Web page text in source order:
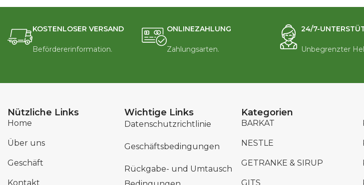
KOSTENLOSER VERSAND
Befördererinformation.
ONLINEZAHLUNG
Zahlungsarten.
24/7-
Unbegrenzter
Nützliche Links
Home
Über uns
Geschäft
Kontakt
Wichtige Links
Datenschutzrichtlinie
Geschäftsbedingungen
Rückgabe- und Umtausch
Kategorien
BARKAT
NESTLE
GETRANKE & SIRUP
GITS